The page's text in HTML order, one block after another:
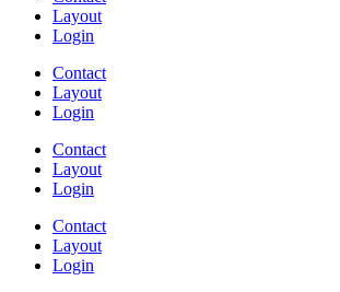
Layout
Login
Contact
Layout
Login
Contact
Layout
Login
Contact
Layout
Login